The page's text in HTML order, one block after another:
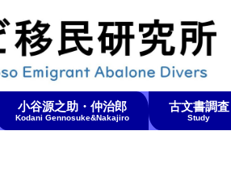
小谷源之助・仲治郎
Kodani Gennosuke&Nakajiro
古文書調査
Study